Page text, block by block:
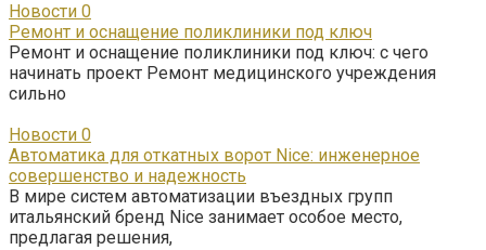
Новости 0
Ремонт и оснащение поликлиники под ключ
Ремонт и оснащение поликлиники под ключ: с чего
начинать проект Ремонт медицинского учреждения
сильно
Новости 0
Автоматика для откатных ворот Nice: инженерное
совершенство и надежность
В мире систем автоматизации въездных групп
итальянский бренд Nice занимает особое место,
предлагая решения,